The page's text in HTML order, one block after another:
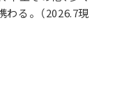
わる。（2026.7現